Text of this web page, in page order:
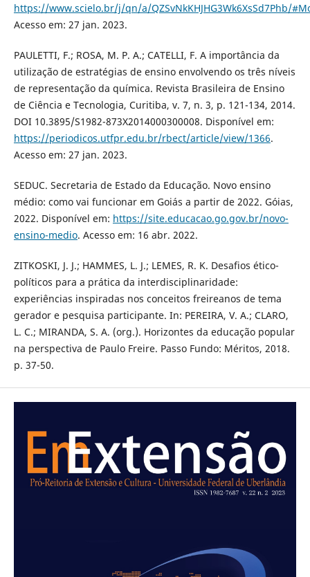
https://www.scielo.br/j/qn/a/QZSvNkKHJHG3Wk6XsSd7Phb/
Acesso em: 27 jan. 2023.
PAULETTI, F.; ROSA, M. P. A.; CATELLI, F. A importância da
utilização de estratégias de ensino envolvendo os três níveis
de representação da química. Revista Brasileira de Ensino
de Ciência e Tecnologia, Curitiba, v. 7, n. 3, p. 121-134, 2014.
DOI 10.3895/S1982-873X2014000300008. Disponível em:
https://periodicos.utfpr.edu.br/rbect/article/view/1366.
Acesso em: 27 jan. 2023.
SEDUC. Secretaria de Estado da Educação. Novo ensino
médio: como vai funcionar em Goiás a partir de 2022. Góias,
2022. Disponível em: https://site.educacao.go.gov.br/novo-
ensino-medio. Acesso em: 16 abr. 2022.
ZITKOSKI, J. J.; HAMMES, L. J.; LEMES, R. K. Desafios ético-
políticos para a prática da interdisciplinaridade:
experiências inspiradas nos conceitos freireanos de tema
gerador e pesquisa participante. In: PEREIRA, V. A.; CLARO,
L. C.; MIRANDA, S. A. (org.). Horizontes da educação popular
na perspectiva de Paulo Freire. Passo Fundo: Méritos, 2018.
p. 37-50.